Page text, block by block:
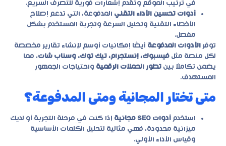
في ترتيب الموقع وتقدم إشعارات فورية للتصرف السريع.
أدوات تحسين الأداء التقني المدفوعة، التي تدعم إصلاح
الأخطاء التقنية وتحليل السرعة وتجربة المستخدم بشكل
مفصل.
توفر الأدوات المدفوعة أيضًا إمكانيات أوسع لإنشاء تقارير مخصصة
لكل منصة مثل فيسبوك، إنستجرام، تيك توك، وسناب شات، مما
يضمن تكاملًا بين تطور الحملات الرقمية واحتياجات الجمهور
المستهدف.
متى تختار المجانية ومتى المدفوعة؟
استخدم أدوات SEO مجانية
إذا كنت في مرحلة التجربة أو لديك
ميزانية محدودة، فهي مثالية لتحليل الكلمات الأساسية
وقياس الأداء الأولي.